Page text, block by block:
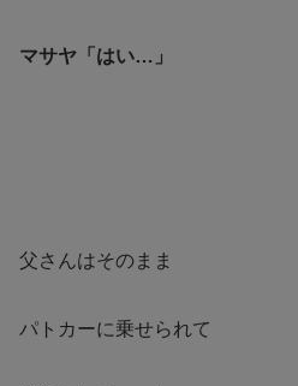
マサヤ「はい…」
父さんはそのまま
パトカーに乗せられて